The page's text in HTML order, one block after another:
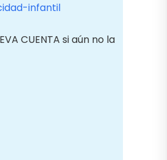
infantil
CUENTA si aún no la